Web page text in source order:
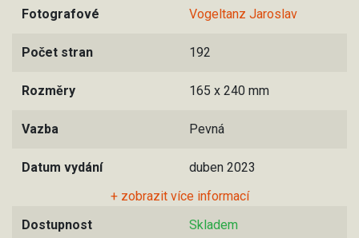
Fotografové Vogeltanz Jaroslav
Počet stran 192
Rozměry 165 x 240 mm
Vazba Pevná
Datum vydání
duben 2023
+ zobrazit více informací
Dostupnost
Skladem